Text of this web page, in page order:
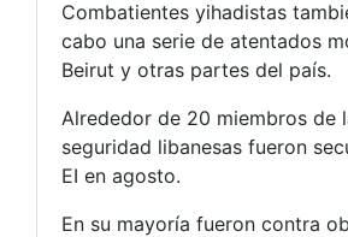
Combatientes yihadistas
cabo una serie de atentados
Beirut y otras partes del país.
Alrededor de 20 miembros de
seguridad libanesas fueron
EI en agosto.
En su mayoría fueron contra